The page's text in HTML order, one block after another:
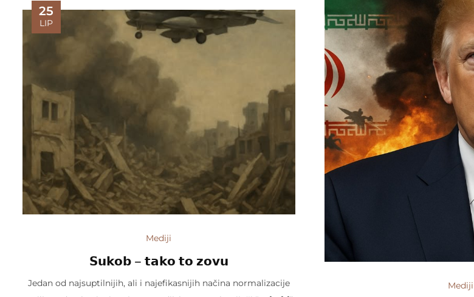
Mediji
25
LIP
Mediji
𝗦𝘂𝗸𝗼𝗯 – 𝘁𝗮𝗸𝗼 𝘁𝗼 𝘇𝗼𝘃𝘂
Jedan od najsuptilnijih, ali i najefikasnijih načina normalizacije